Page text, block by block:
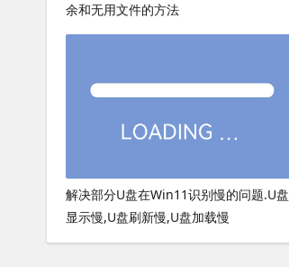
余和无用文件的方法
解决部分U盘在Win11识别慢的问题.U盘
显示慢,U盘刷新慢,U盘加载慢